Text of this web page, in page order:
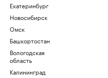
Екатеринбург
Новосибирск
Омск
Башкортостан
Вологодская
область
Калининград